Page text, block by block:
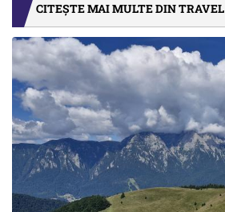
CITEȘTE MAI MULTE DIN TRAVEL